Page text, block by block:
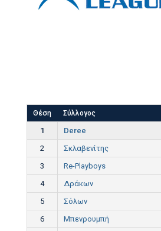
Θέση Σύλλογος
1 Deree
2
Σκλαβενίτης
3
Re-Playboys
4
Δράκων
5
Σόλων
6
Μπενρουμπή